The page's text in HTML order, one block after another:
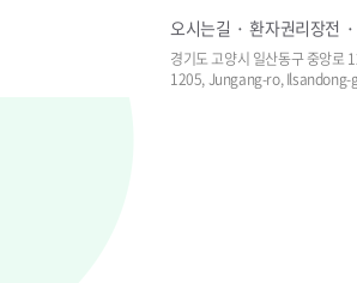
오시는길 환자권리장전
경기도 고양시 일산동구 중앙
1205, Jungang-ro, Ilsandong-